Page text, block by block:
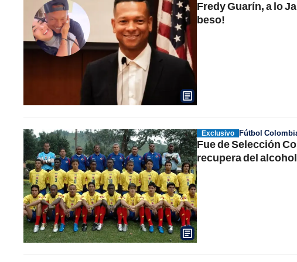
Fredy Guarín, a lo
beso!
Exclusivo Fútbol
Fue de Selección
recupera del